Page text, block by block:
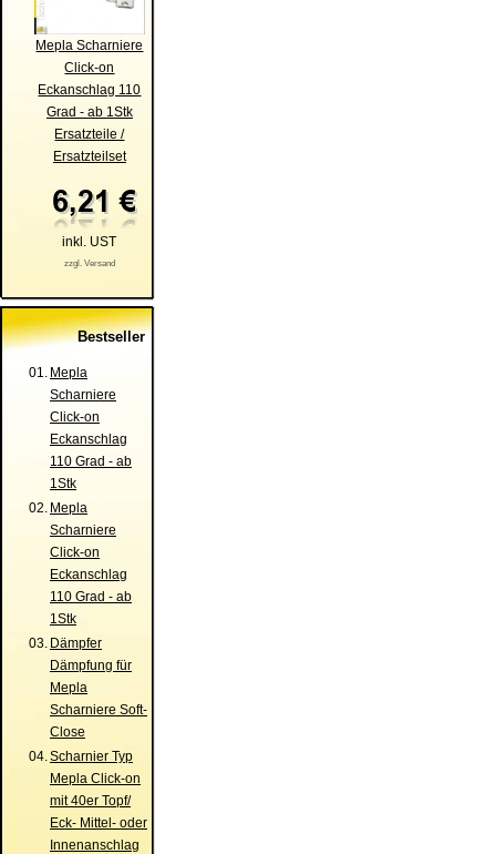
Mepla Scharniere
Click-on
Eckanschlag 110
Grad - ab 1Stk
Ersatzteile /
Ersatzteilset
inkl. UST
zzgl. Versand
Bestseller
01. Mepla
Scharniere
Click-on
Eckanschlag
110 Grad - ab
1Stk
02. Mepla
Scharniere
Click-on
Eckanschlag
110 Grad - ab
1Stk
03. Dämpfer
Dämpfung für
Mepla
Scharniere Soft-
Close
04.Scharnier Typ
Mepla Click-on
mit 40er Topf/
Eck- Mittel- oder
Innenanschlag